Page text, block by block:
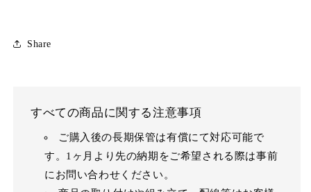
Share
すべての商品に関する注意事項
ご購入後の長期保管は有償にて対応可能で
す。1ヶ月より先の納期をご希望される際は事前
にお問い合わせください。